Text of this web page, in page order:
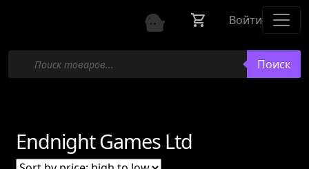
Войти
Поиск
товаров Поиск
Endnight Games Ltd